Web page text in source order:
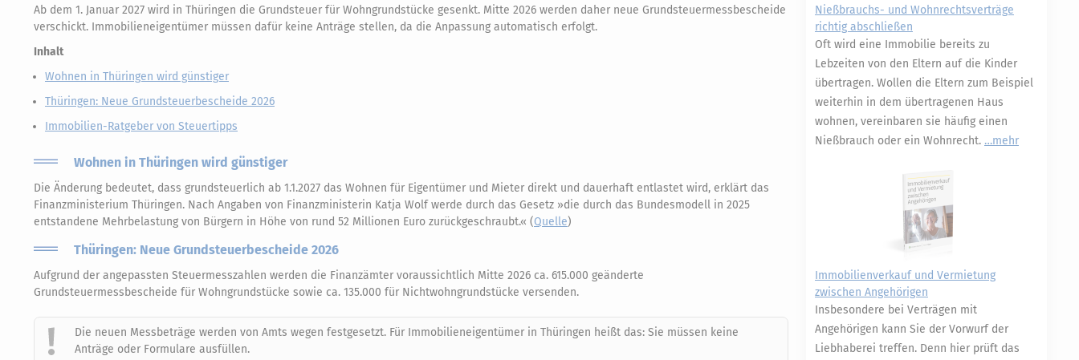
Ab dem 1. Januar 2027 wird in Thüringen die Grundsteuer für Wohngrundstücke gesenkt. Mitte 2026 werden daher neue Grundsteuermessbescheide
verschickt. Immobilieneigentümer müssen dafür keine Anträge stellen, da die Anpassung automatisch erfolgt.
Inhalt
Wohnen in Thüringen wird günstiger
Thüringen: Neue Grundsteuerbescheide 2026
Immobilien-Ratgeber von Steuertipps
Wohnen in Thüringen wird günstiger
Die Änderung bedeutet, dass grundsteuerlich ab 1.1.2027 das Wohnen für Eigentümer und Mieter direkt und dauerhaft entlastet wird, erklärt das
Finanzministerium Thüringen. Nach Angaben von Finanzministerin Katja Wolf werde durch das Gesetz »die durch das Bundesmodell in 2025
entstandene Mehrbelastung von Bürgern in Höhe von rund 52 Millionen Euro zurückgeschraubt.« (Quelle)
Thüringen: Neue Grundsteuerbescheide 2026
Aufgrund der angepassten Steuermesszahlen werden die Finanzämter voraussichtlich Mitte 2026 ca. 615.000 geänderte
Grundsteuermessbescheide für Wohngrundstücke sowie ca. 135.000 für Nichtwohngrundstücke versenden.
Die neuen Messbeträge werden von Amts wegen festgesetzt. Für Immobilieneigentümer in Thüringen heißt das: Sie müssen keine
Anträge oder Formulare ausfüllen.
Nießbrauchs- und Wohnrechtsverträge
richtig abschließen
Oft wird eine Immobilie bereits zu
Lebzeiten von den Eltern auf die Kinder
übertragen. Wollen die Eltern zum Beispiel
weiterhin in dem übertragenen Haus
wohnen, vereinbaren sie häufig einen
Nießbrauch oder ein Wohnrecht.
mehr
Immobilienverkauf und Vermietung
zwischen Angehörigen
Insbesondere bei Verträgen mit
Angehörigen kann Sie der Vorwurf der
Liebhaberei treffen. Denn hier prüft das